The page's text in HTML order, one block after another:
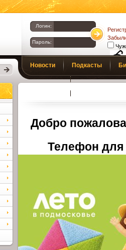
Логин:
Пароль:
Новости Подкасты
Добро
Телефон для